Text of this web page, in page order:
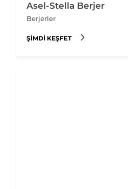
Asel-Stella Berjer
Berjerler
ŞIMDI KEŞFET